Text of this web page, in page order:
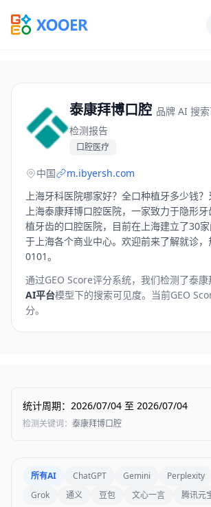
泰康拜博口腔 品牌 AI 搜
检测报告
口腔医疗
中国
m.ibyersh.com
上海牙科医院哪家好？全口种植牙多少钱
上海泰康拜博口腔医院，一家致力于隐形
植牙齿的口腔医院，目前在上海建立了30
于上海各个商业中心。欢迎前来了解就诊
0101。
通过GEO Score评分系统，我们检测了泰康
AI平台模型下的搜索可见度。 当前GEO
分。
统计周期： 2026/07/04 至 2026/07/04
检测关键词： 泰康拜博口腔
所有AI ChatGPT Gemini Perplexity
Grok
通义 豆包 文心一言 腾讯元